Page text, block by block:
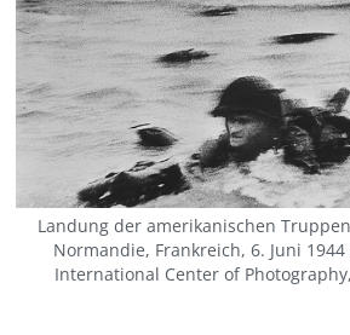
Landung der amerikanischen
Normandie, Frankreich, 6. Juni
International Center of